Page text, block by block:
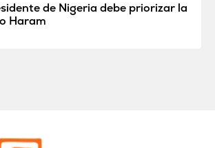
de Nigeria debe priorizar la
Haram